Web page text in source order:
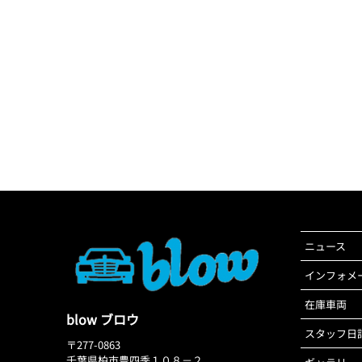
blow ブロウ
〒277-0863
ニュース
インフォメ
在庫車両
スタッフ日